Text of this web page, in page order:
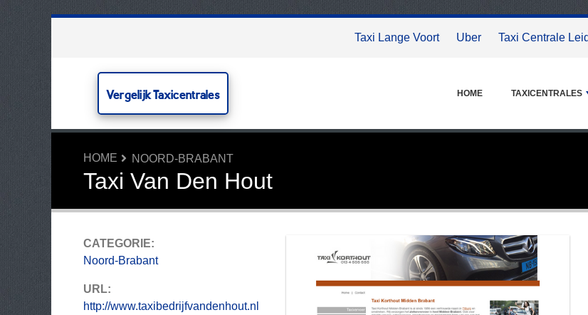
Taxi Lange Voort Uber Taxi Centrale
Vergelijk Taxicentrales HOME TAXICENTRALES
HOME NOORD-BRABANT
Taxi Van Den Hout
CATEGORIE:
Noord-Brabant
URL:
http://www.taxibedrijfvandenhout.nl